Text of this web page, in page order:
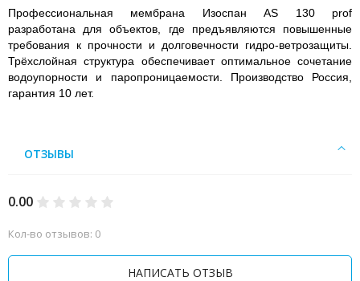
Профессиональная мембрана Изоспан AS 130 prof
разработана для объектов, где предъявляются повышенные
требования к прочности и долговечности гидро-ветрозащиты.
Трёхслойная структура обеспечивает оптимальное сочетание
водоупорности и паропроницаемости. Производство Россия,
гарантия 10 лет.
ОТЗЫВЫ
0.00
Кол-во отзывов: 0
НАПИСАТЬ ОТЗЫВ